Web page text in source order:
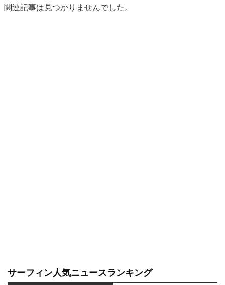
関連記事は見つかりませんでした。
サーフィン人気ニュースランキング